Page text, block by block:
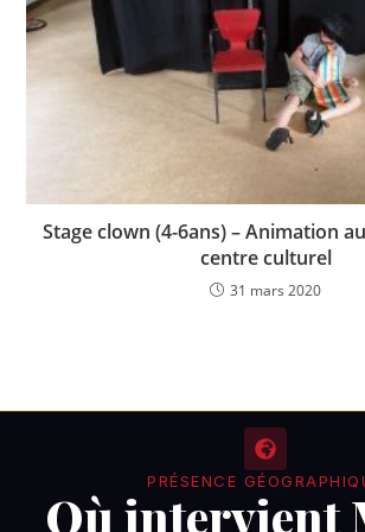
Stage clown (4-6ans) – Animation
centre culturel
31 mars 2020
PRÉSENCE
Où intervient